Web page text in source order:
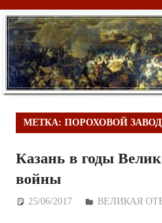
МЕТКА: ПОРОХОВОЙ ЗАВОД
Казань в годы
войны
25/06/2017 Дежурный по
ВЕЛИКАЯ